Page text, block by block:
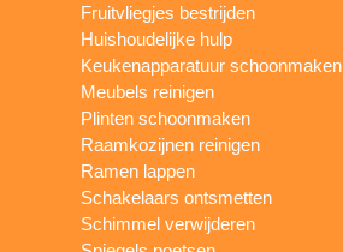
Fruitvliegjes bestrijden
Huishoudelijke hulp
Keukenapparatuur schoonmaken
Meubels reinigen
Plinten schoonmaken
Raamkozijnen reinigen
Ramen lappen
Schakelaars ontsmetten
Schimmel verwijderen